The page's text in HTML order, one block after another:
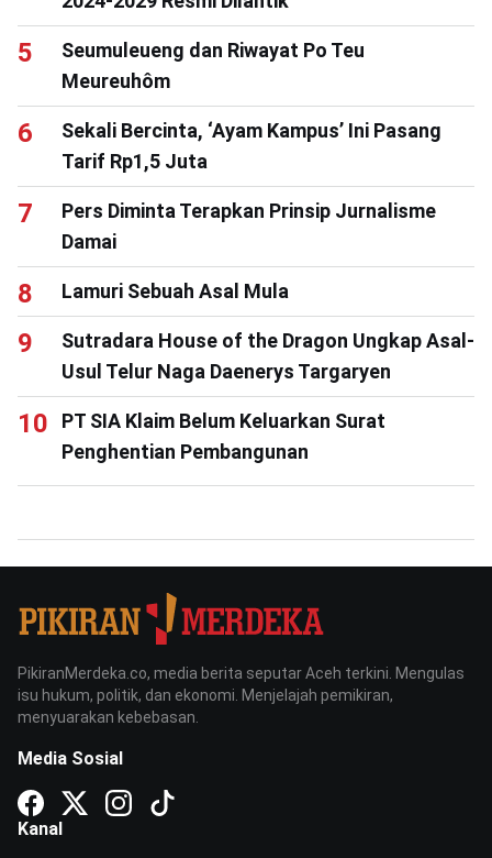
Seumuleueng dan Riwayat Po Teu
Meureuhôm
Sekali Bercinta, ‘Ayam Kampus’ Ini Pasang
Tarif Rp1,5 Juta
Pers Diminta Terapkan Prinsip Jurnalisme
Damai
Lamuri Sebuah Asal Mula
Sutradara House of the Dragon Ungkap Asal-
Usul Telur Naga Daenerys Targaryen
PT SIA Klaim Belum Keluarkan Surat
Penghentian Pembangunan
PikiranMerdeka.co, media berita seputar Aceh terkini. Mengulas
isu hukum, politik, dan ekonomi. Menjelajah pemikiran,
menyuarakan kebebasan.
Media Sosial
Kanal